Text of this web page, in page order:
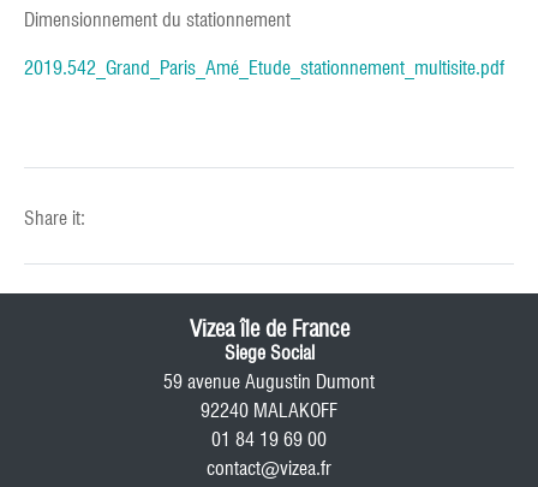
Dimensionnement du stationnement
2019.542_Grand_Paris_Amé_Etude_stationnement_multisite.pdf
Share it:
Vizea île de France
Siege Social
59 avenue Augustin Dumont
92240 MALAKOFF
01 84 19 69 00
contact@vizea.fr